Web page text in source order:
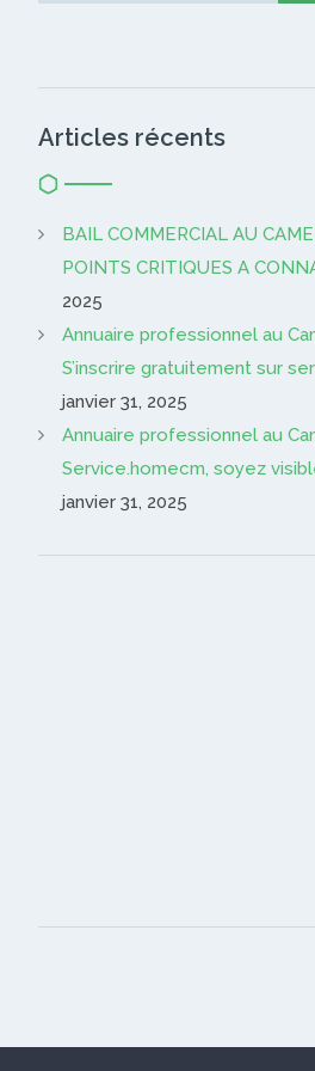
Articles récents
BAIL COMMERCIAL AU
POINTS CRITIQUES A
2025
Annuaire professionnel au
S’inscrire gratuitement sur
janvier 31, 2025
Annuaire professionnel au
Service.homecm, soyez
janvier 31, 2025